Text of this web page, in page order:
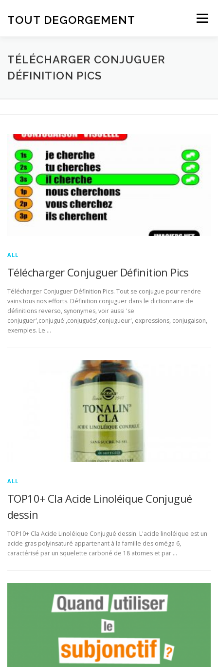
TOUT DEGORGEMENT Menu
TÉLÉCHARGER CONJUGUER
DÉFINITION PICS
ALL
Télécharger Conjuguer Définition Pics
Télécharger Conjuguer Définition Pics. Tout se conjugue pour rendre
vains tous nos efforts. Définition conjuguer dans le dictionnaire de
définitions reverso, synonymes, voir aussi 'se
conjuguer',conjugué',conjugués',conjugueur', expressions, conjugaison,
exemples. Le …
ALL
TOP10+ Cla Acide Linoléique Conjugué
dessin
TOP10+ Cla Acide Linoléique Conjugué dessin. L'acide linoléique est un
acide gras polyinsaturé appartenant à la famille des oméga 6,
caractérisé par un squelette carboné de 18 atomes et par …